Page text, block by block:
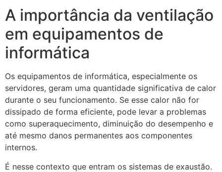
A importância da ventilação
em equipamentos de
informática
Os equipamentos de informática, especialmente os
servidores, geram uma quantidade significativa de calor
durante o seu funcionamento. Se esse calor não for
dissipado de forma eficiente, pode levar a problemas
como superaquecimento, diminuição do desempenho e
até mesmo danos permanentes aos componentes
internos.
É nesse contexto que entram os sistemas de exaustão.